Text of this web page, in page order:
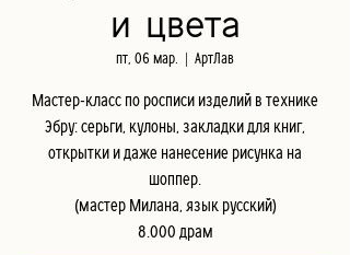
и цвета
пт, 06 мар. АртЛав
Мастер-класс по росписи изделий в технике
Эбру: серьги, кулоны, закладки для книг,
открытки и даже нанесение рисунка на
шоппер.
(мастер Милана, язык русский)
8.000 драм